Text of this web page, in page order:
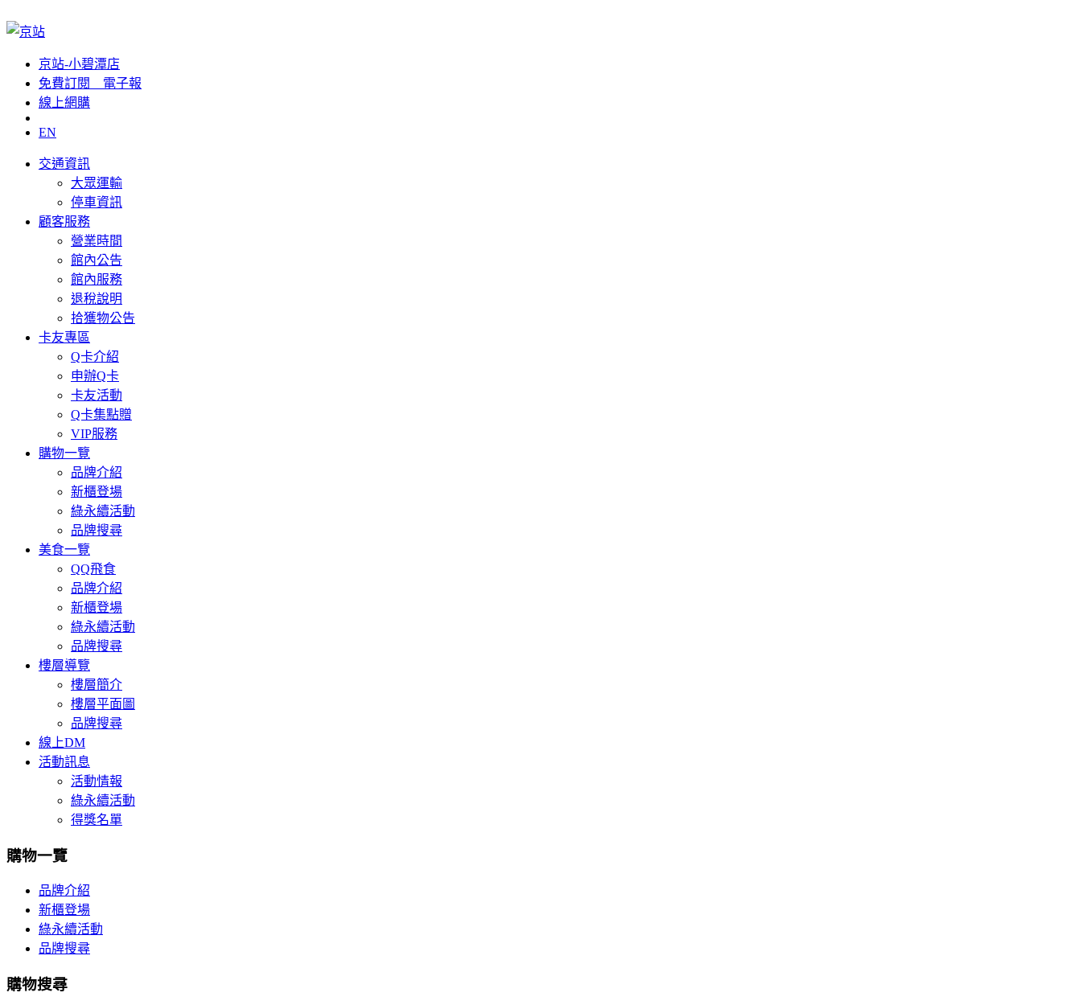
京站-小碧潭店
免費訂閱__電子報
線上網購
EN
交通資訊
大眾運輸
停車資訊
顧客服務
營業時間
館內公告
館內服務
退稅說明
拾獲物公告
卡友專區
Q卡介紹
申辦Q卡
卡友活動
Q卡集點贈
VIP服務
購物一覽
品牌介紹
新櫃登場
綠永續活動
品牌搜尋
美食一覽
QQ飛食
品牌介紹
新櫃登場
綠永續活動
品牌搜尋
樓層導覽
樓層簡介
樓層平面圖
品牌搜尋
線上DM
活動訊息
活動情報
綠永續活動
得獎名單
購物一覽
品牌介紹
新櫃登場
綠永續活動
品牌搜尋
購物搜尋